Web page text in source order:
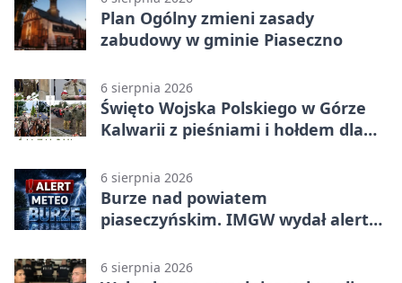
Plan Ogólny zmieni zasady
zabudowy w gminie Piaseczno
6 sierpnia 2026
Święto Wojska Polskiego w Górze
Kalwarii z pieśniami i hołdem dla
6 sierpnia 2026
Burze nad powiatem
piaseczyńskim. IMGW wydał alert
6 sierpnia 2026